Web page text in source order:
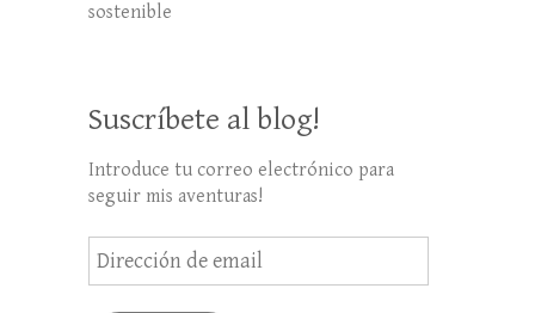
sostenible
Suscríbete al blog!
Introduce tu correo electrónico para
seguir mis aventuras!